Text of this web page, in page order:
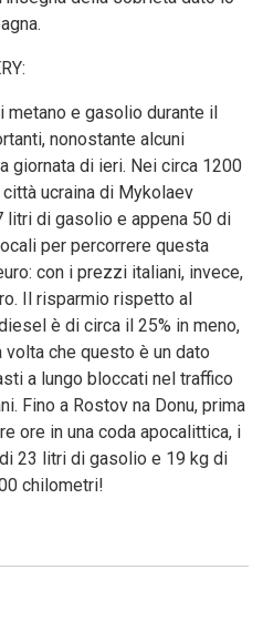
e gasolio durante il
nonostante alcuni
giornata di ieri. Nei circa 1200
ucraina di Mykolaev
litri di gasolio e appena 50 di
per percorrere questa
con i prezzi italiani, invece,
Il risparmio rispetto al
è di circa il 25% in meno,
che questo è un dato
a lungo bloccati nel traffico
Fino a Rostov na Donu, prima
ore in una coda apocalittica, i
23 litri di gasolio e 19 kg di
chilometri!